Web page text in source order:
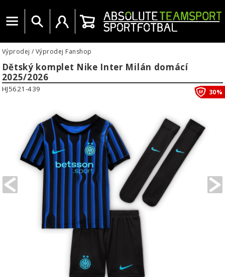
Menu Vyhledat Uživatelský účet
Košík
Výprodej / Výprodej Fanshop
Dětský komplet Nike Inter Milán domácí
2025/2026
PREVIOUS
HJ5621-439 30%